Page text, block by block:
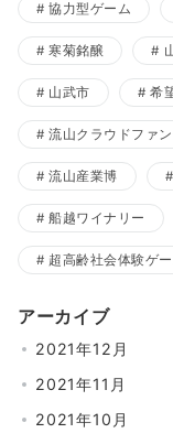
協力型ゲーム
寒菊銘醸
山武市 希
流山クラウドファ
流山産業博
船越ワイナリー
超高齢社会体験ゲ
アーカイブ
2021年12月
2021年11月
2021年10月